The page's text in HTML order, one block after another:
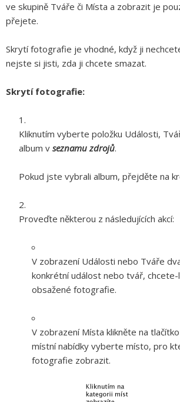
ve skupině Tváře či Místa a zobrazit je
přejete.
Skrytí fotografie je vhodné, když ji
nejste si jisti, zda ji chcete smazat.
Skrytí fotografie:
Kliknutím vyberte položku Události,
album v seznamu zdrojů.
Pokud jste vybrali album, přejděte na
Proveďte některou z následujících akcí:
V zobrazení Události nebo Tváře
konkrétní událost nebo tvář,
obsažené fotografie.
V zobrazení Místa klikněte na
místní nabídky vyberte místo, pro
fotografie zobrazit.